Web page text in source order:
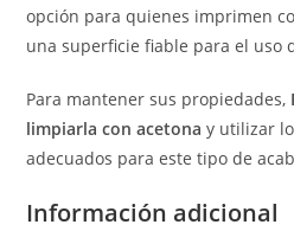
opción para quienes imprimen
una superficie fiable para el uso
Para mantener sus propiedades,
limpiarla con acetona y utilizar
adecuados para este tipo de
Información adicional